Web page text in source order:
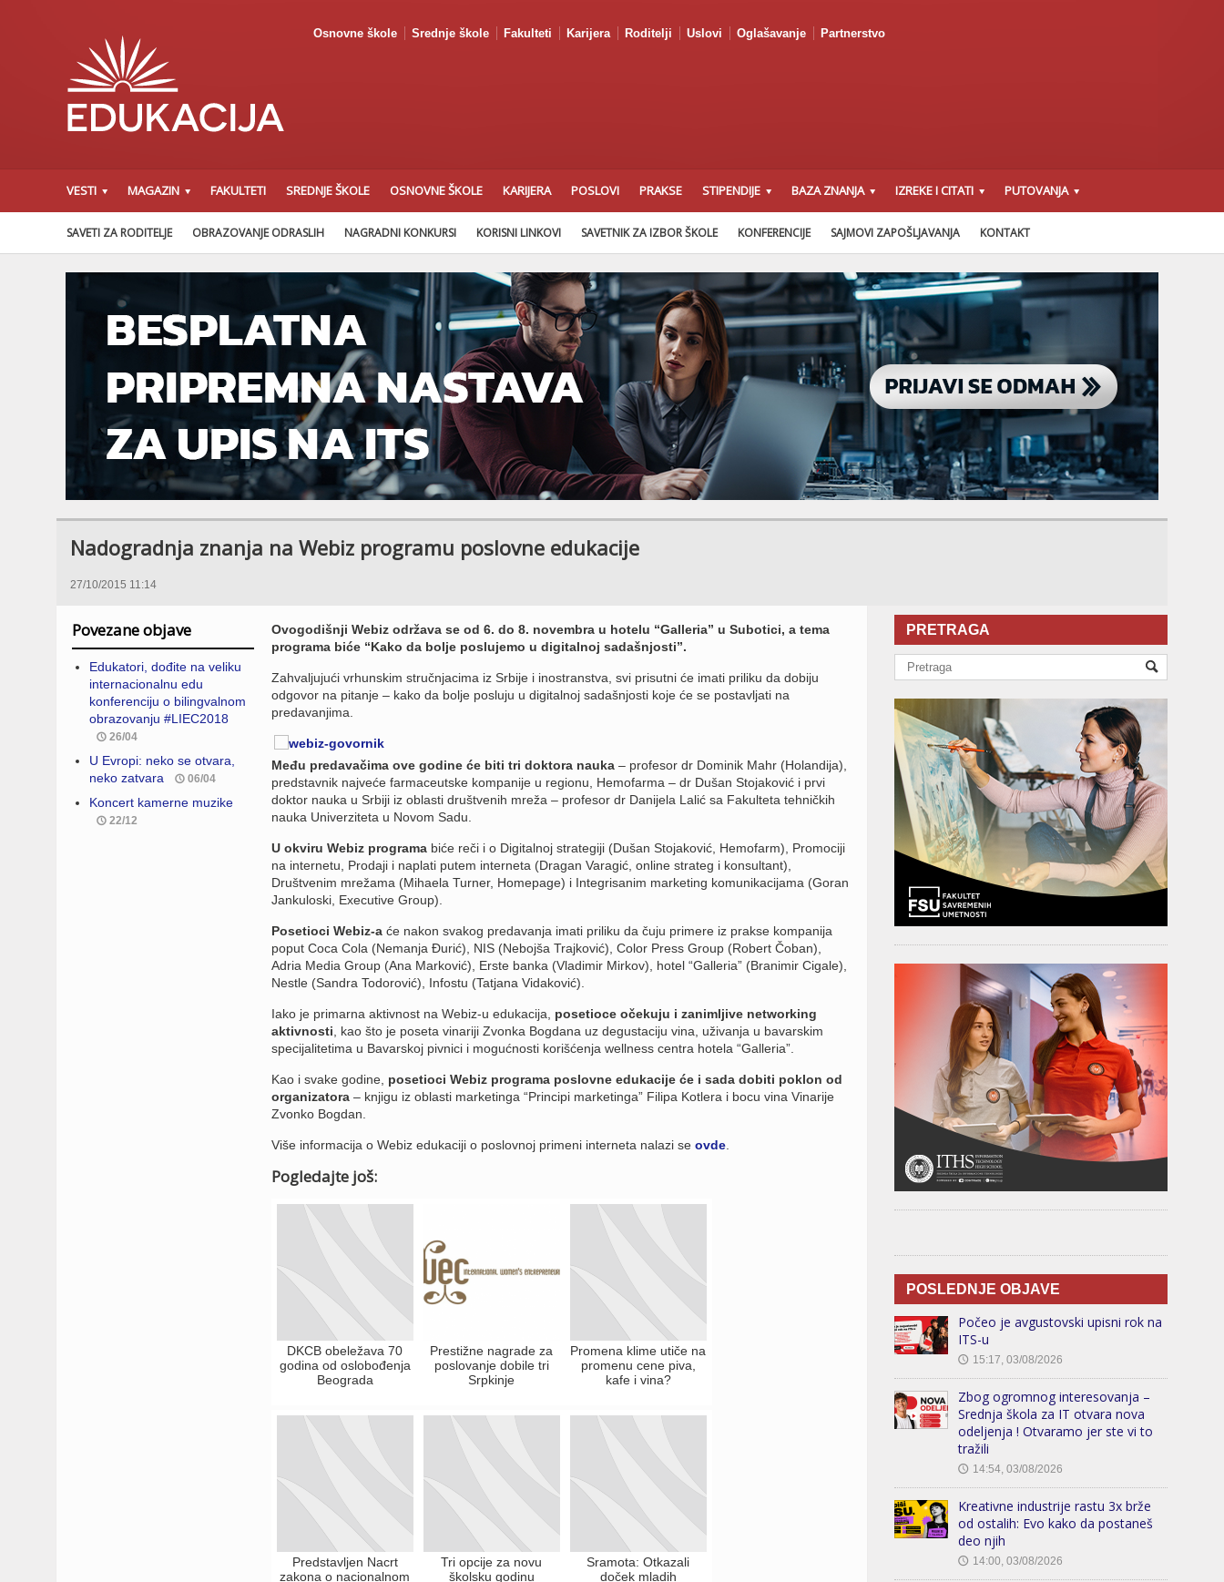
Osnovne škole Srednje škole Fakulteti Karijera Roditelji Uslovi Oglašavanje Partnerstvo
VESTI MAGAZIN FAKULTETI SREDNJE ŠKOLE OSNOVNE ŠKOLE KARIJERA POSLOVI PRAKSE STIPENDIJE BAZA ZNANJA IZREKE I CITATI PUTOVANJA
SAVETI ZA RODITELJE OBRAZOVANJE ODRASLIH NAGRADNI KONKURSI KORISNI LINKOVI SAVETNIK ZA IZBOR ŠKOLE KONFERENCIJE SAJMOVI ZAPOŠLJAVANJA KONTAKT
Nadogradnja znanja na Webiz programu poslovne edukacije
27/10/2015 11:14
Povezane objave
Edukatori, dođite na veliku
internacionalnu edu
konferenciju o bilingvalnom
obrazovanju #LIEC2018
26/04
U Evropi: neko se otvara,
neko zatvara
06/04
Koncert kamerne muzike
22/12
Ovogodišnji Webiz održava se od 6. do 8. novembra u hotelu “Galleria” u Subotici, a tema
programa biće “Kako da bolje poslujemo u digitalnoj sadašnjosti”.
Zahvaljujući vrhunskim stručnjacima iz Srbije i inostranstva, svi prisutni će imati priliku da dobiju
odgovor na pitanje – kako da bolje posluju u digitalnoj sadašnjosti koje će se postavljati na
predavanjima.
Među predavačima ove godine će biti tri doktora nauka– profesor dr Dominik Mahr (Holandija),
predstavnik najveće farmaceutske kompanije u regionu, Hemofarma – dr Dušan Stojaković i prvi
doktor nauka u Srbiji iz oblasti društvenih mreža – profesor dr Danijela Lalić sa Fakulteta tehničkih
nauka Univerziteta u Novom Sadu.
U okviru Webiz programabiće reči i o Digitalnoj strategiji (Dušan Stojaković, Hemofarm), Promociji
na internetu, Prodaji i naplati putem interneta (Dragan Varagić, online strateg i konsultant),
Društvenim mrežama (Mihaela Turner, Homepage) i Integrisanim marketing komunikacijama (Goran
Jankuloski, Executive Group).
Posetioci Webiz-aće nakon svakog predavanja imati priliku da čuju primere iz prakse kompanija
poput Coca Cola (Nemanja Đurić), NIS (Nebojša Trajković), Color Press Group (Robert Čoban),
Adria Media Group (Ana Marković), Erste banka (Vladimir Mirkov), hotel “Galleria” (Branimir Cigale),
Nestle (Sandra Todorović), Infostu (Tatjana Vidaković).
Iako je primarna aktivnost na Webiz-u edukacija,
posetioce očekuju i zanimljive networking
aktivnosti , kao što je poseta vinariji Zvonka Bogdana uz degustaciju vina, uživanja u bavarskim
specijalitetima u Bavarskoj pivnici i mogućnosti korišćenja wellness centra hotela “Galleria”.
Kao i svake godine, posetioci Webiz programa poslovne edukacije će i sada dobiti poklon od
organizatora– knjigu iz oblasti marketinga “Principi marketinga” Filipa Kotlera i bocu vina Vinarije
Zvonko Bogdan.
Više informacija o Webiz edukaciji o poslovnoj primeni interneta nalazi se ovde.
Pogledajte još:
DKCB obeležava 70
godina od oslobođenja
Beograda
Prestižne nagrade za
poslovanje dobile tri
Srpkinje
Promena klime utiče na
promenu cene piva,
kafe i vina?
Predstavljen Nacrt
zakona o nacionalnom
Tri opcije za novu
školsku godinu
Sramota: Otkazali
doček mladih
PRETRAGA
POSLEDNJE OBJAVE
Počeo je avgustovski upisni rok na
ITS-u
🕔 15:17, 03/08/2026
Zbog ogromnog interesovanja –
Srednja škola za IT otvara nova
odeljenja ! Otvaramo jer ste vi to
tražili
🕔 14:54, 03/08/2026
Kreativne industrije rastu 3x brže
od ostalih: Evo kako da postaneš
deo njih
🕔 14:00, 03/08/2026